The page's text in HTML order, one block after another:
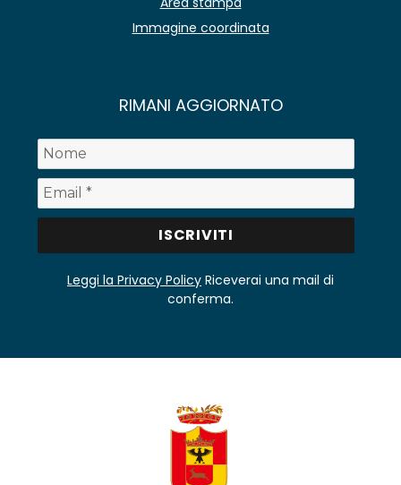
Immagine coordinata
RIMANI AGGIORNATO
Leggi la Privacy Policy Riceverai una mail di
conferma.